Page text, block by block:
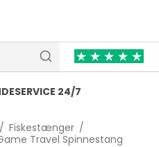
24/7
/ Fiskestænger /
Travel Spinnestang